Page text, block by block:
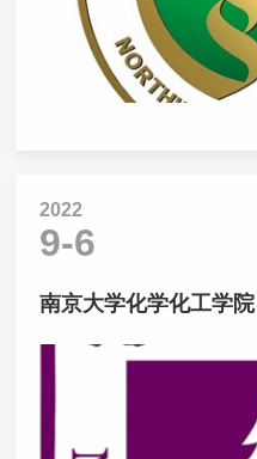
2022
9-6
南京大学化学化工学院